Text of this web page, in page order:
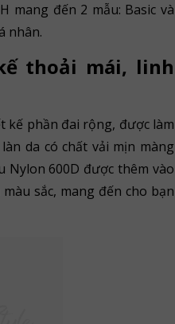
mang đến 2 mẫu: Basic và
nhân.
thoải mái, linh
kế phần đai rộng, được làm
da có chất vải mịn màng
Nylon 600D được thêm vào
sắc, mang đến cho bạn